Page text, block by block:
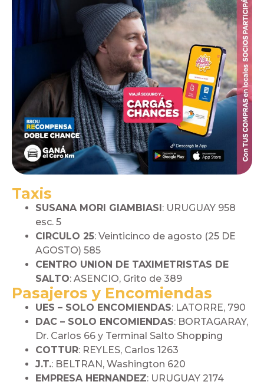
Taxis
SUSANA MORI GIAMBIASI : URUGUAY 958
esc. 5
CIRCULO 25: Veinticinco de agosto (25 DE
AGOSTO) 585
CENTRO UNION DE TAXIMETRISTAS DE
SALTO: ASENCIO, Grito de 389
Pasajeros y Encomiendas
UES – SOLO ENCOMIENDAS: LATORRE, 790
DAC – SOLO ENCOMIENDAS: BORTAGARAY,
Dr. Carlos 66 y Terminal Salto Shopping
COTTUR: REYLES, Carlos 1263
J.T.: BELTRAN, Washington 620
EMPRESA HERNANDEZ: URUGUAY 2174